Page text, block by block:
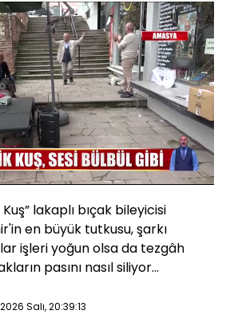
Oynatma
Hızı
lakaplı bıçak bileyicisi
en büyük tutkusu, şarkı
işleri yoğun olsa da tezgâh
pasını nasıl siliyor...
Salı, 20:39:13